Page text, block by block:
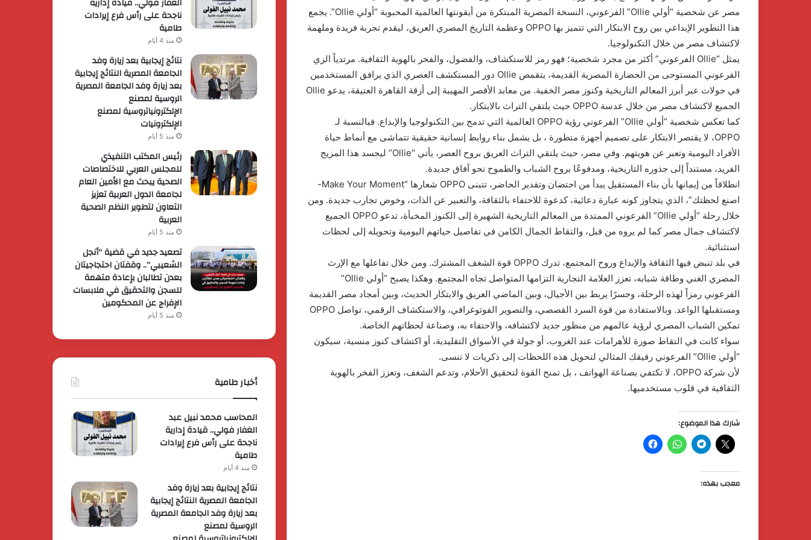
مصر عن شخصية “أولي Ollie” الفرعوني، النسخة المصرية المبتكرة من أيقونتها العالمية المحبوبة “أولي Ollie”. يجمع
هذا التطوير الإبداعي بين روح الابتكار التي تتميز بها OPPO وعظمة التاريخ المصري العريق، ليقدم تجربة فريدة وملهمة
لاكتشاف مصر من خلال التكنولوجيا.
يمثل “Ollie الفرعوني” أكثر من مجرد شخصية؛ فهو رمز للاستكشاف، والفضول، والفخر بالهوية الثقافية. مرتدياً الزي
الفرعوني المستوحى من الحضارة المصرية القديمة، يتقمص Ollie دور المستكشف العصري الذي يرافق المستخدمين
في جولات عبر أبرز المعالم التاريخية وكنوز مصر الخفية. من معابد الأقصر المهيبة إلى أزقة القاهرة العتيقة، يدعو Ollie
الجميع لاكتشاف مصر من خلال عدسة OPPO حيث يلتقي التراث بالابتكار.
كما تعكس شخصية “أولي Ollie” الفرعوني رؤية OPPO العالمية التي تدمج بين التكنولوجيا والإبداع. فبالنسبة لـ
OPPO، لا يقتصر الابتكار على تصميم أجهزة متطورة ، بل يشمل بناء روابط إنسانية حقيقية تتماشى مع أنماط حياة
الأفراد اليومية وتعبر عن هويتهم. وفي مصر، حيث يلتقي التراث العريق بروح العصر، يأتي “Ollie” ليجسد هذا المزيج
الفريد، مستنداً إلى جذوره التاريخية، ومدفوعًا بروح الشباب والطموح نحو آفاق جديدة.
انطلاقاً من إيمانها بأن بناء المستقبل يبدأ من احتضان وتقدير الحاضر، تتبنى OPPO شعارها “Make Your Moment-
اصنع لحظتك”، الذي يتجاوز كونه عبارة دعائية، كدعوة للاحتفاء بالثقافة، والتعبير عن الذات، وخوض تجارب جديدة. ومن
خلال رحلة “أولي Ollie” الفرعوني الممتدة من المعالم التاريخية الشهيرة إلى الكنوز المخبأة، تدعو OPPO الجميع
لاكتشاف جمال مصر كما لم يروه من قبل، والتقاط الجمال الكامن في تفاصيل حياتهم اليومية وتحويله إلى لحظات
استثنائية.
في بلد تنبض فيها الثقافة والإبداع وروح المجتمع، تدرك OPPO قوة الشغف المشترك. ومن خلال تفاعلها مع الإرث
المصري الغني وطاقة شبابه، تعزز العلامة التجارية التزامها المتواصل تجاه المجتمع. وهكذا يصبح “أولي Ollie”
الفرعوني رمزاً لهذه الرحلة، وجسرًا يربط بين الأجيال، وبين الماضي العريق والابتكار الحديث، وبين أمجاد مصر القديمة
ومستقبلها الواعد. وبالاستفادة من قوة السرد القصصي، والتصوير الفوتوغرافي، والاستكشاف الرقمي، تواصل OPPO
تمكين الشباب المصري لرؤية عالمهم من منظور جديد لاكتشافه، والاحتفاء به، وصناعة لحظاتهم الخاصة.
سواء كانت في التقاط صورة للأهرامات عند الغروب، أو جولة في الأسواق التقليدية، أو اكتشاف كنوز منسية، سيكون
“أولي Ollie” الفرعوني رفيقك المثالي لتحويل هذه اللحظات إلى ذكريات لا تنسى.
لأن شركة OPPO، لا تكتفي بصناعة الهواتف ، بل تمنح القوة لتحقيق الأحلام، وتدعم الشغف، وتعزز الفخر بالهوية
الثقافية في قلوب مستخدميها.
شارك هذا الموضوع:
معجب بهذه:
ناجحة على رأس فرع إيرادات
طامية
منذ 4 أيام
نتائج إيجابية بعد زيارة وفد
الجامعة المصرية النتائج إيجابية
بعد زيارة وفد الجامعة المصرية
الروسية لمصنع
الإلكترونياتروسية لمصنع
الإلكترونيات
منذ 5 أيام
رئيس المكتب التنفيذي
للمجلس العربي للاختصاصات
الصحية يبحث مع الأمين العام
لجامعة الدول العربية تعزيز
التعاون لتطوير النظم الصحية
العربية
منذ 5 أيام
تصعيد جديد في قضية “أنجل
الشعيبي”.. وقفتان احتجاجيتان
بعدن تطالبان بإعادة متهمة
للسجن والتحقيق في ملابسات
الإفراج عن المحكومين
منذ 5 أيام
أخبار طامية
المحاسب محمد نبيل عبد
الغفار فولي.. قيادة إدارية
ناجحة على رأس فرع إيرادات
طامية
منذ 4 أيام
نتائج إيجابية بعد زيارة وفد
الجامعة المصرية النتائج إيجابية
بعد زيارة وفد الجامعة المصرية
الروسية لمصنع